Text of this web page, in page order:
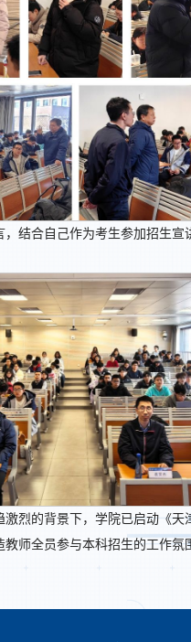
结合自己作为考生参加招生
烈的背景下，学院已启动《
师全员参与本科招生的工作氛